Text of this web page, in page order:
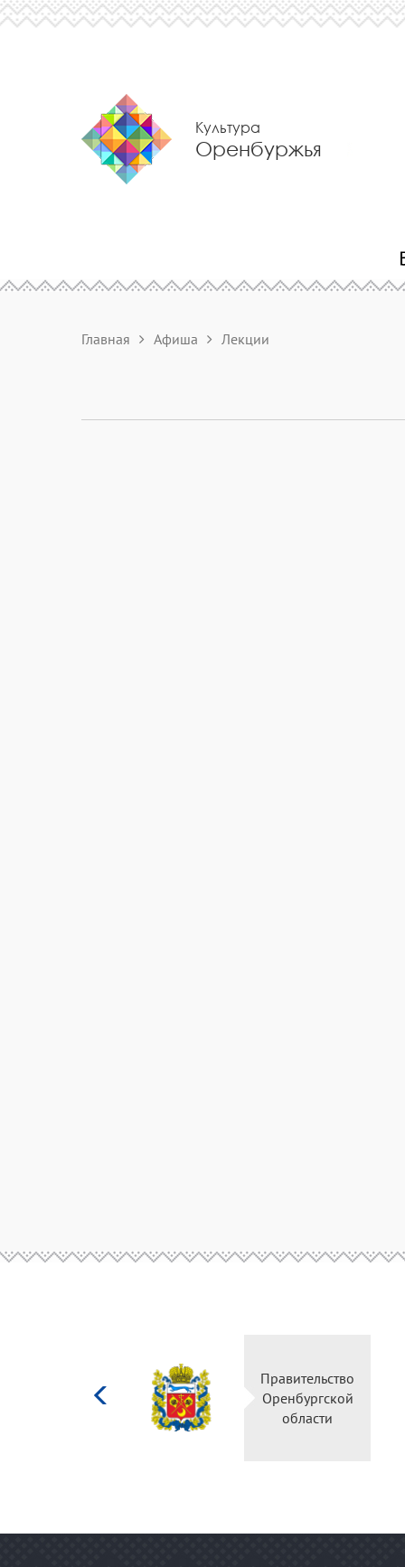
Культура
Оренбуржья
Главная Афиша Лекции
Правительство
Оренбургской
области